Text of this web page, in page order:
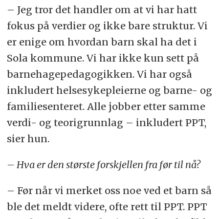
– Jeg tror det handler om at vi har hatt
fokus på verdier og ikke bare struktur. Vi
er enige om hvordan barn skal ha det i
Sola kommune. Vi har ikke kun sett på
barnehagepedagogikken. Vi har også
inkludert helsesykepleierne og barne- og
familiesenteret. Alle jobber etter samme
verdi- og teorigrunnlag – inkludert PPT,
sier hun.
– Hva er den største forskjellen fra før til nå?
– Før når vi merket oss noe ved et barn så
ble det meldt videre, ofte rett til PPT. PPT